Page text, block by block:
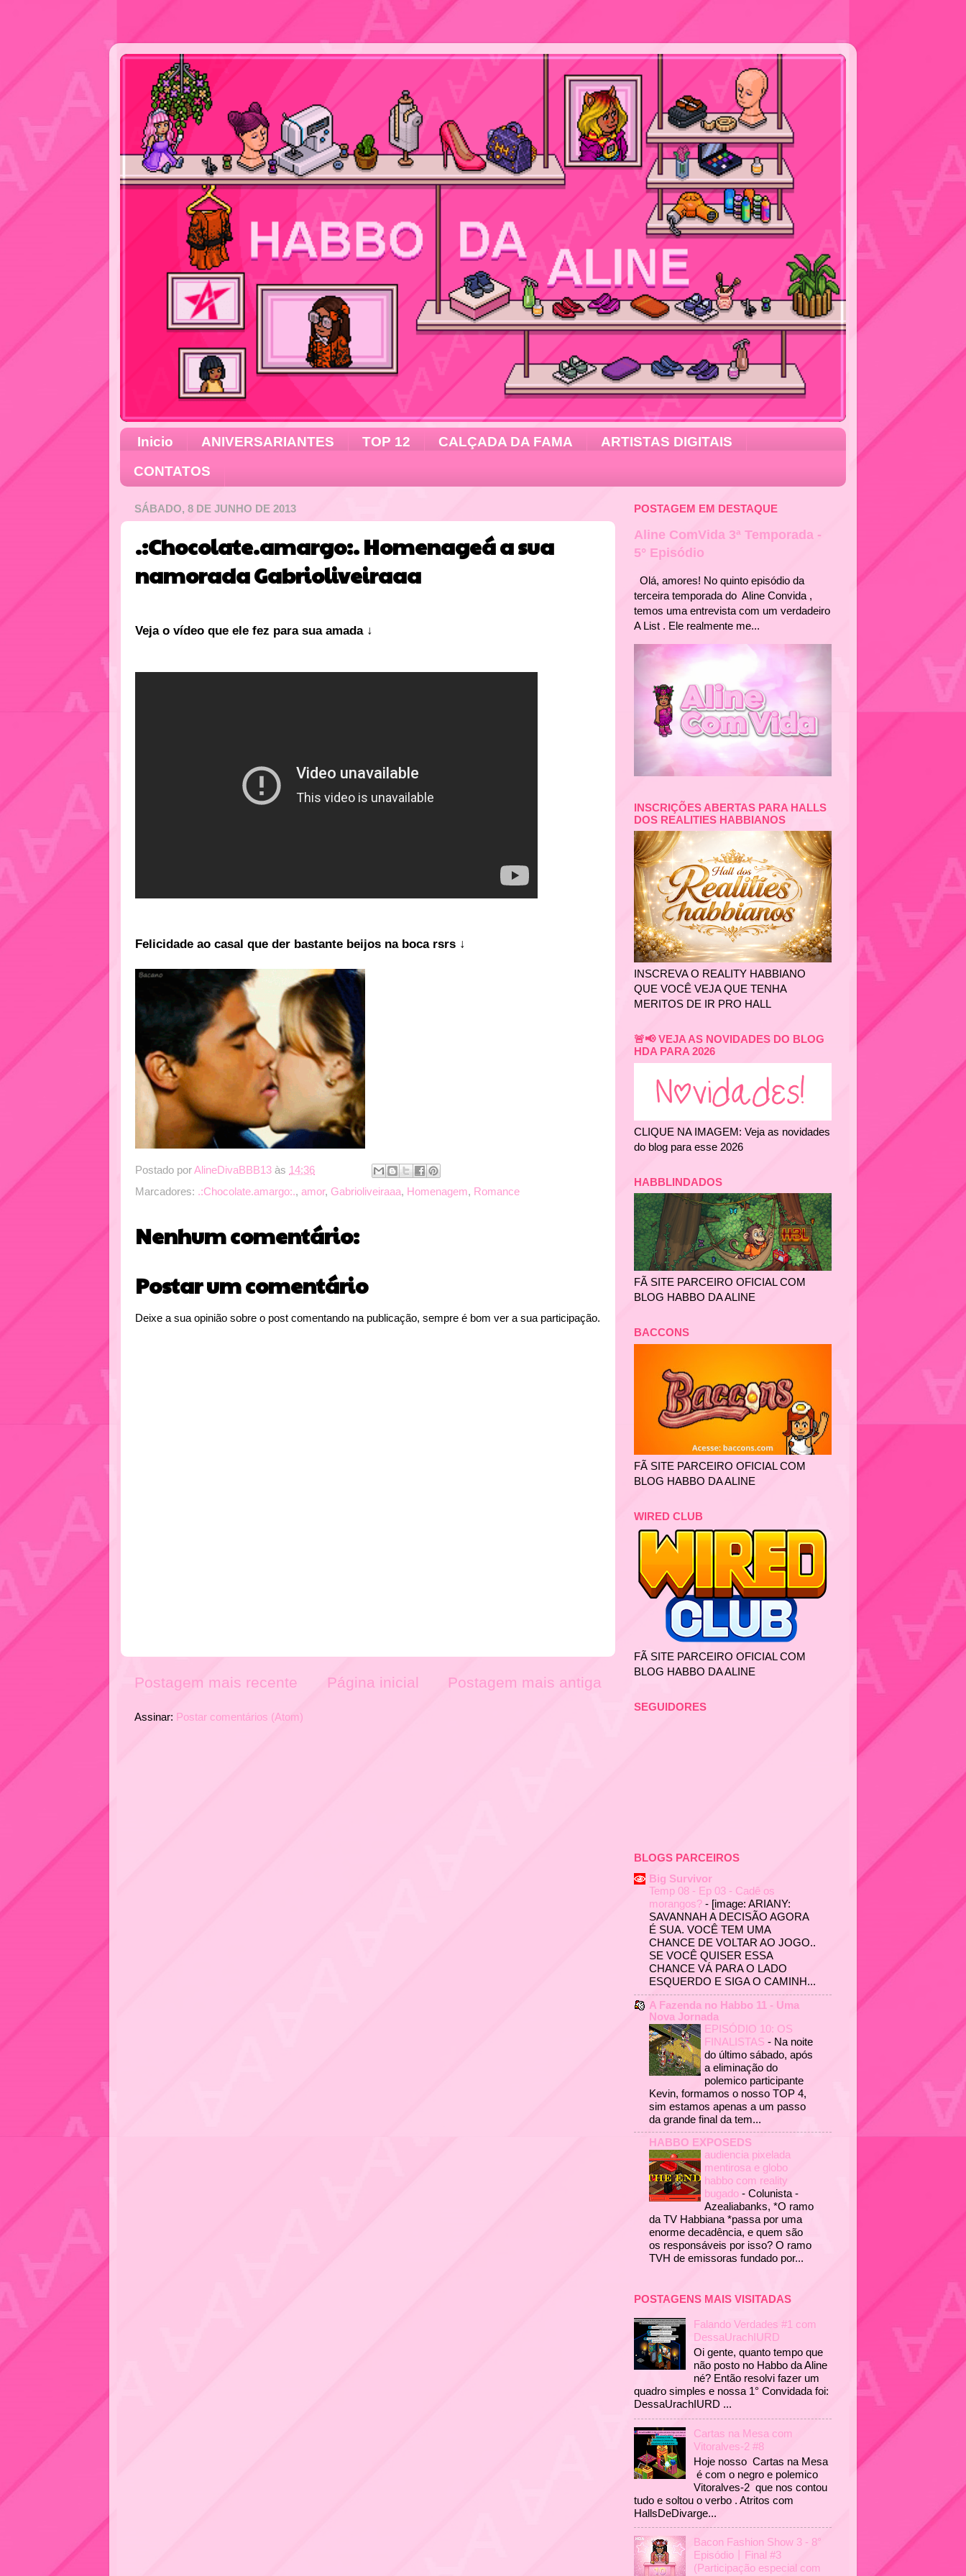
Inicio ANIVERSARIANTES TOP 12 CALÇADA DA FAMA
ARTISTAS DIGITAIS
CONTATOS
SÁBADO, 8 DE JUNHO DE 2013
.:Chocolate.amargo:. Homenageá a sua
namorada Gabrioliveiraaa
Veja o vídeo que ele fez para sua amada ↓
Felicidade ao casal que der bastante beijos na boca rsrs ↓
Postado porAlineDivaBBB13 às 14:36
Marcadores: .:Chocolate.amargo:., amor, Gabrioliveiraaa, Homenagem, Romance
Nenhum comentário:
Postar um comentário
Deixe a sua opinião sobre o post comentando na publicação, sempre é bom ver a sua participação.
Postagem mais recente Postagem mais antiga
Página inicial
Assinar: Postar comentários (Atom)
POSTAGEM EM DESTAQUE
Aline ComVida 3ª Temporada -
5° Episódio
Olá, amores! No quinto episódio da
terceira temporada do Aline Convida ,
temos uma entrevista com um verdadeiro
A List . Ele realmente me...
INSCRIÇÕES ABERTAS PARA HALLS
DOS REALITIES HABBIANOS
INSCREVA O REALITY HABBIANO
QUE VOCÊ VEJA QUE TENHA
MERITOS DE IR PRO HALL
🚨📢 VEJA AS NOVIDADES DO BLOG
HDA PARA 2026
CLIQUE NA IMAGEM: Veja as novidades
do blog para esse 2026
HABBLINDADOS
FÃ SITE PARCEIRO OFICIAL COM
BLOG HABBO DA ALINE
BACCONS
FÃ SITE PARCEIRO OFICIAL COM
BLOG HABBO DA ALINE
WIRED CLUB
FÃ SITE PARCEIRO OFICIAL COM
BLOG HABBO DA ALINE
SEGUIDORES
BLOGS PARCEIROS
Big Survivor
Temp 08 - Ep 03 - Cadê os
morangos? - [image: ARIANY:
SAVANNAH A DECISÃO AGORA
É SUA. VOCÊ TEM UMA
CHANCE DE VOLTAR AO JOGO..
SE VOCÊ QUISER ESSA
CHANCE VÁ PARA O LADO
ESQUERDO E SIGA O CAMINH...
A Fazenda no Habbo 11 - Uma
Nova Jornada
EPISÓDIO 10: OS
FINALISTAS - Na noite
do último sábado, após
a eliminação do
polemico participante
Kevin, formamos o nosso TOP 4,
sim estamos apenas a um passo
da grande final da tem...
HABBO EXPOSEDS
audiencia pixelada
mentirosa e globo
habbo com reality
bugado - Colunista -
Azealiabanks, *O ramo
da TV Habbiana *passa por uma
enorme decadência, e quem são
os responsáveis por isso? O ramo
TVH de emissoras fundado por...
POSTAGENS MAIS VISITADAS
Falando Verdades #1 com
DessaUrachIURD
Oi gente, quanto tempo que
não posto no Habbo da Aline
né? Então resolvi fazer um
quadro simples e nossa 1° Convidada foi:
DessaUrachIURD ...
Cartas na Mesa com
Vitoralves-2 #8
Hoje nosso Cartas na Mesa
é com o negro e polemico
Vitoralves-2 que nos contou
tudo e soltou o verbo . Atritos com
HallsDeDivarge...
Bacon Fashion Show 3 - 8°
Episódio丨Final #3
(Participação especial com